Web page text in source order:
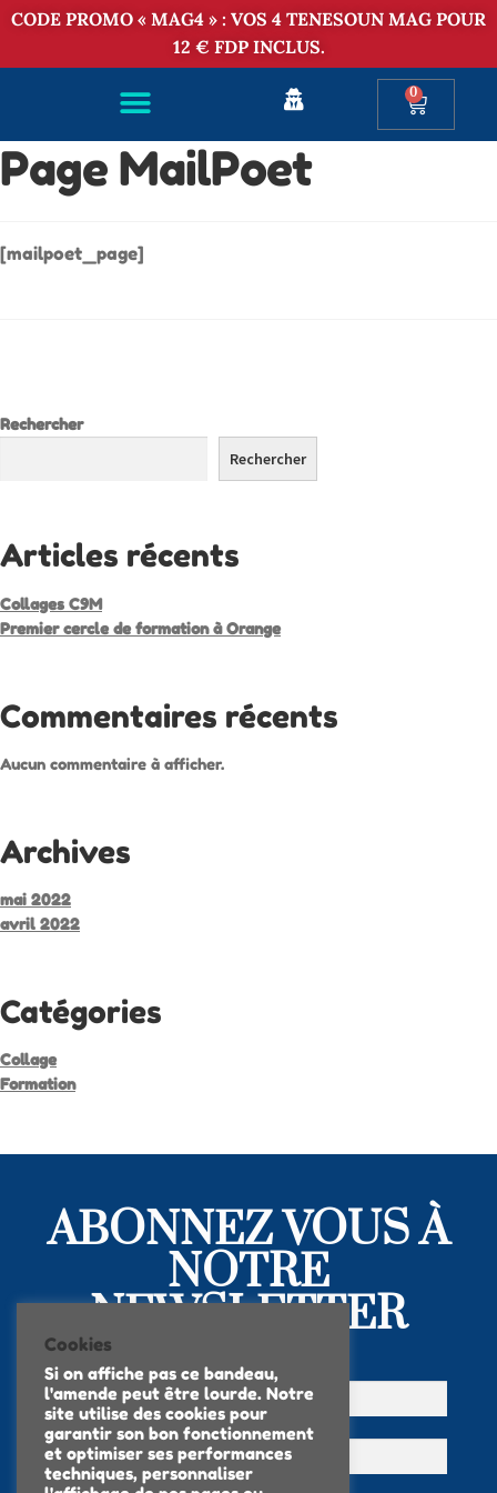
CODE PROMO « MAG4 » : VOS 4 TENESOUN MAG POUR
12 € FDP INCLUS.
0
Page MailPoet
[mailpoet_page]
Rechercher
Rechercher
Articles récents
Collages C9M
Premier cercle de formation à Orange
Commentaires récents
Aucun commentaire à afficher.
Archives
mai 2022
avril 2022
Catégories
Collage
Formation
ABONNEZ VOUS À
NOTRE
NEWSLETTER
Cookies
Si on affiche pas ce bandeau,
l'amende peut être lourde. Notre
site utilise des cookies pour
garantir son bon fonctionnement
et optimiser ses performances
techniques, personnaliser